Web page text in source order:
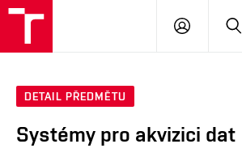
PŘIHLÁSIT
DETAIL PŘEDMĚTU
Systémy pro akvizici dat